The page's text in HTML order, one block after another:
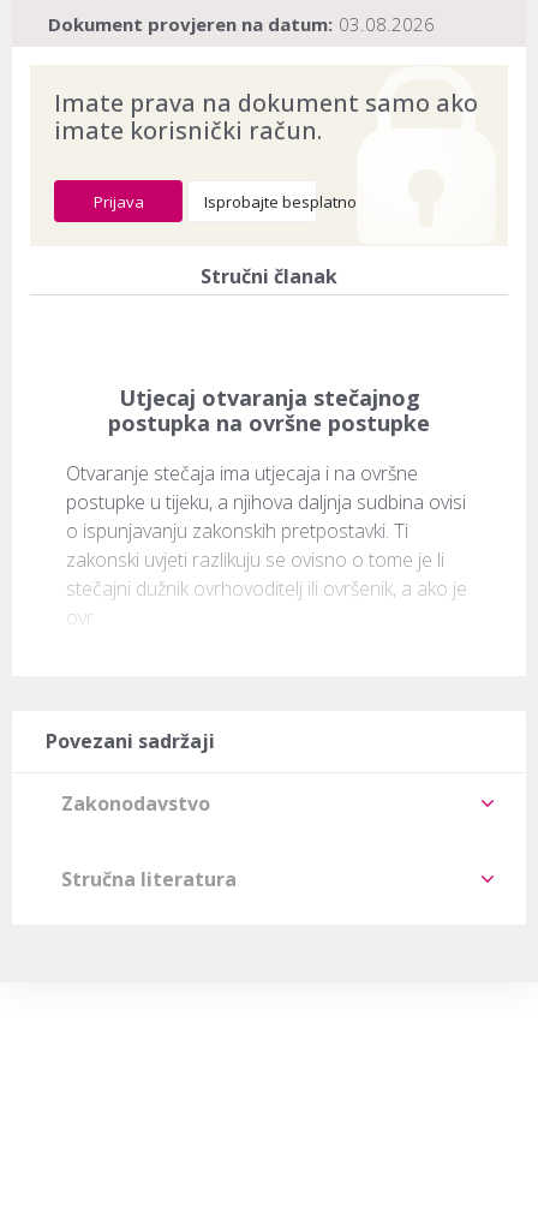
Dokument provjeren na datum: 03.08.2026
Imate prava na dokument samo ako
imate korisnički račun.
Prijava Isprobajte besplatno
Stručni članak
Utjecaj otvaranja stečajnog
postupka na ovršne postupke
Otvaranje stečaja ima utjecaja i na ovršne
postupke u tijeku, a njihova daljnja sudbina ovisi
o ispunjavanju zakonskih pretpostavki. Ti
zakonski uvjeti razlikuju se ovisno o tome je li
stečajni dužnik ovrhovoditelj ili ovršenik, a ako je
ovr
Povezani sadržaji
Zakonodavstvo
Stručna literatura